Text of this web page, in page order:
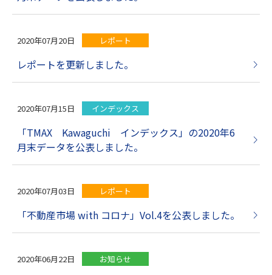
2020年07月20日 レポート
レポートを更新しました。
2020年07月15日 インデックス
「TMAX Kawaguchi インデックス」の2020年6
月末データを公表しました。
2020年07月03日 レポート
「不動産市場 with コロナ」Vol.4を公表しました。
2020年06月22日 お知らせ